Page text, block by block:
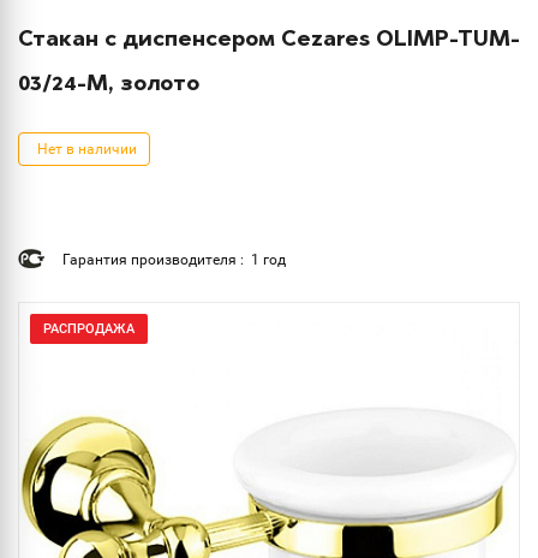
Стакан с диспенсером Cezares OLIMP-TUM-
03/24-M, золото
Нет в наличии
Гарантия производителя : 1 год
РАСПРОДАЖА